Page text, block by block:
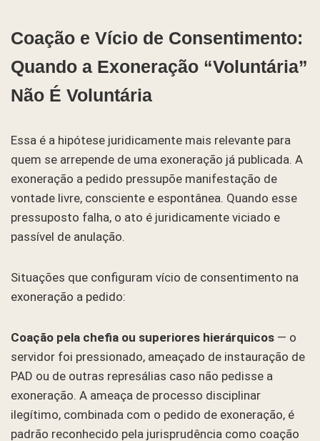
Coação e Vício de Consentimento:
Quando a Exoneração “Voluntária”
Não É Voluntária
Essa é a hipótese juridicamente mais relevante para
quem se arrepende de uma exoneração já publicada. A
exoneração a pedido pressupõe manifestação de
vontade livre, consciente e espontânea. Quando esse
pressuposto falha, o ato é juridicamente viciado e
passível de anulação.
Situações que configuram vício de consentimento na
exoneração a pedido:
Coação pela chefia ou superiores hierárquicos — o
servidor foi pressionado, ameaçado de instauração de
PAD ou de outras represálias caso não pedisse a
exoneração. A ameaça de processo disciplinar
ilegítimo, combinada com o pedido de exoneração, é
padrão reconhecido pela jurisprudência como coação